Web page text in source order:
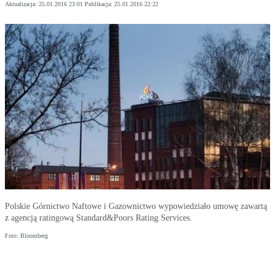
Aktualizacja: 25.01.2016 23:01 Publikacja: 25.01.2016 22:22
Polskie Górnictwo Naftowe i Gazownictwo wypowiedziało umowę zawartą
z agencją ratingową Standard&Poors Rating Services.
Foto: Bloomberg